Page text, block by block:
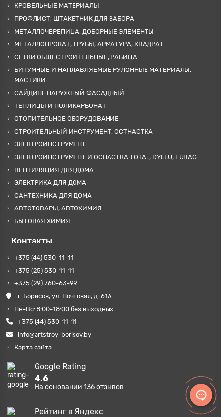
КРОВЕЛЬНЫЕ МАТЕРИАЛЫ
ПРОФЛИСТ, ШТАКЕТНИК ДЛЯ ЗАБОРА
МЕТАЛЛОЧЕРЕПИЦА, ДОБОРНЫЕ ЭЛЕМЕНТЫ
МЕТАЛЛОПРОКАТ, ТРУБЫ, АРМАТУРА, КВАДРАТ
СЕТКИ ОБЩЕСТРОИТЕЛЬНЫЕ, РАБИЦА
БИТУМНЫЕ И НАПЛАВЛЯЕМЫЕ РУЛОННЫЕ МАТЕРИАЛЫ,
МАСТИКИ
САЙДИНГ НАРУЖНЫЙ ФАСАДНЫЙ
ТЕПЛИЦЫ И ПОЛИКАРБОНАТ
ОТОПИТЕЛЬНОЕ ОБОРУДОВАНИЕ
СТРОИТЕЛЬНЫЙ ИНСТРУМЕНТ, ОСТНАСТКА
ЭЛЕКТРОИНСТРУМЕНТ
ЭЛЕКТРОИНСТРУМЕНТ И ОСНАСТКА TOTAL, DYLLU, FUBAG
ВЕНТИЛЯЦИЯ ДЛЯ ДОМА
ЭЛЕКТРИКА ДЛЯ ДОМА
САНТЕХНИКА ДЛЯ ДОМА
АВТОТОВАРЫ, АВТОХИМИЯ
БЫТОВАЯ ХИМИЯ
Контакты
+375 (44) 530-11-11
+375 (25) 530-11-11
+375 (29) 760-63-99
г. Борисов, ул. Почтовая, д. 61А
Пн-Вс: 8:00-18:00 без выходных
+375 (44) 530-11-11
info@artstroy-borisov.by
Карта сайта
Google Rating
4.6
На основании 136отзывов
Рейтинг в Яндекс